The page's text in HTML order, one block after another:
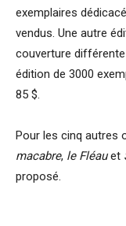
exemplaires
vendus. Une autre
couverture
édition de 3000
85 $.
Pour les cinq autres
macabre, le Fléauet
proposé.